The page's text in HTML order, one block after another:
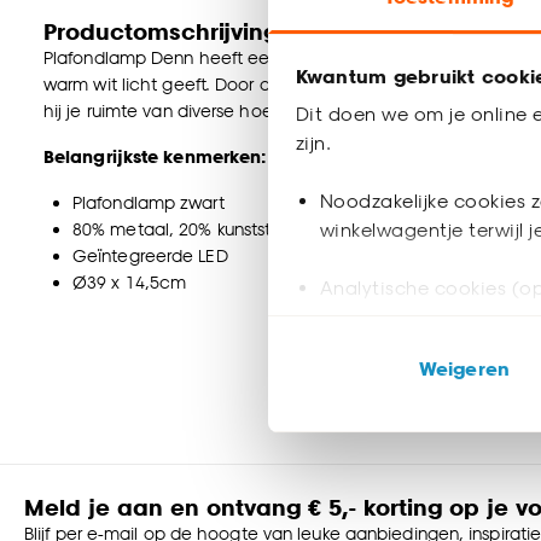
Kwantum gebruikt
Dit doen we om je online
zijn.
Noodzakelijke cookies
winkelwagentje terwijl
Analytische cookies
ook buiten de
Klik op ‘Ja, alles
Weigeren
Productomschrijving
Plafondlamp Denn heeft een eigentijds en uniek design.
warm wit licht geeft. Door de dynamische vorm geeft de
hij je ruimte van diverse hoeken. Hang de plafondlamp
Belangrijkste kenmerken:
Plafondlamp zwart
80% metaal, 20% kunststof
Geïntegreerde LED
Ø39 x 14,5cm
Meld je aan en ontvang € 5,- korting op je
Blijf per e-mail op de hoogte van leuke aanbiedingen,